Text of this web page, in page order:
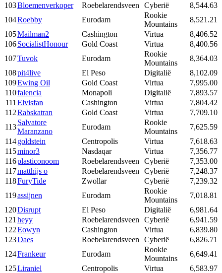
103Bloemenverkoper Roebelarendsveen Cyberië
8,544.63
104Roebby Eurodam
Rookie
Mountains
8,521.21
105Mailman2 Cashington Virtua
8,406.52
106SocialistHonour Gold Coast Virtua
8,400.56
107Tuvok Eurodam
Rookie
Mountains
8,364.03
108pit4live El Peso Digitalië
8,102.09
109Ewing Oil Gold Coast Virtua
7,995.00
110falencia Monapoli Digitalië
7,893.57
111 Elvisfan Cashington Virtua
7,804.42
112Rabskatran Gold Coast Virtua
7,709.10
113
Salvatore
Maranzano
Eurodam
Rookie
Mountains
7,625.59
114goldstein Centropolis Virtua
7,618.63
115minor3 Nasdaqar Virtua
7,356.77
116plasticonoom Roebelarendsveen Cyberië
7,353.00
117matthijs o Roebelarendsveen Cyberië
7,248.37
118FuryTide Zwollar Cyberië
7,239.32
119assijnen Eurodam
Rookie
Mountains
7,018.81
120Disrupt El Peso Digitalië
6,981.64
121 heyy Roebelarendsveen Cyberië
6,941.59
122Eowyn Cashington Virtua
6,839.80
123Daes Roebelarendsveen Cyberië
6,826.71
124Frankeur Eurodam
Rookie
Mountains
6,649.41
125Liraniel Centropolis Virtua
6,583.97